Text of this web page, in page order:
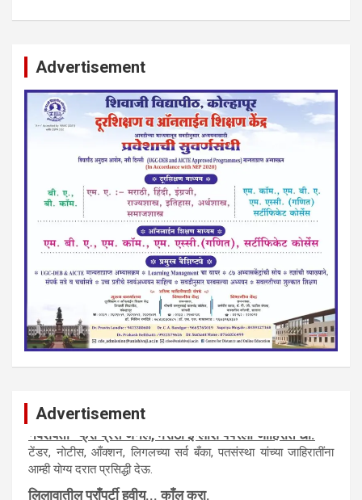
Advertisement
Advertisement
नवशक्ती- फ्री प्रेस जर्नल, मराठी इंग्लीश पेपरला जाहिरात द्या.
टेंडर, नाेटीस, आँक्शन, लिगलच्या सर्व बँका, पतसंस्था यांच्या जाहिरातींना